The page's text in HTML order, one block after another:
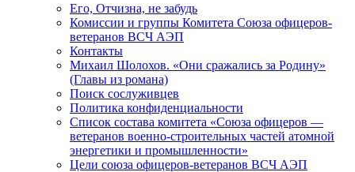
Его, Отчизна, не забудь
Комиссии и группы Комитета Союза офицеров-
ветеранов ВСЧ АЭП
Контакты
Михаил Шолохов. «Они сражались за Родину»
(Главы из романа)
Поиск сослуживцев
Политика конфиденциальности
Список состава комитета «Союза офицеров —
ветеранов военно-строительных частей атомной
энергетики и промышленности»
Цели союза офицеров-ветеранов ВСЧ АЭП